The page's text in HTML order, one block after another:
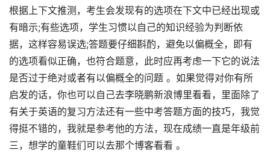
根据上下文推测，考生会发现有的选项在下文中已经出现或
有暗示;有些选项，学生习惯以自己的知识经验为判断依
据，这样容易误选;答题要仔细斟酌，避免以偏概全，即有
的选项看似正确，也符合题意，此时应再考虑一下它的说法
是否过于绝对或者有以偏概全的问题 。如果觉得对你有所
启发的话，你也可以自己去李晓鹏新浪博里看看，里面除了
有关于英语的复习方法还有一些中考答题方面的技巧，我觉
得挺不错的，我就是参考他的方法，现在成绩一直是年级前
三，想学的童鞋们可以去那个博客看看 。